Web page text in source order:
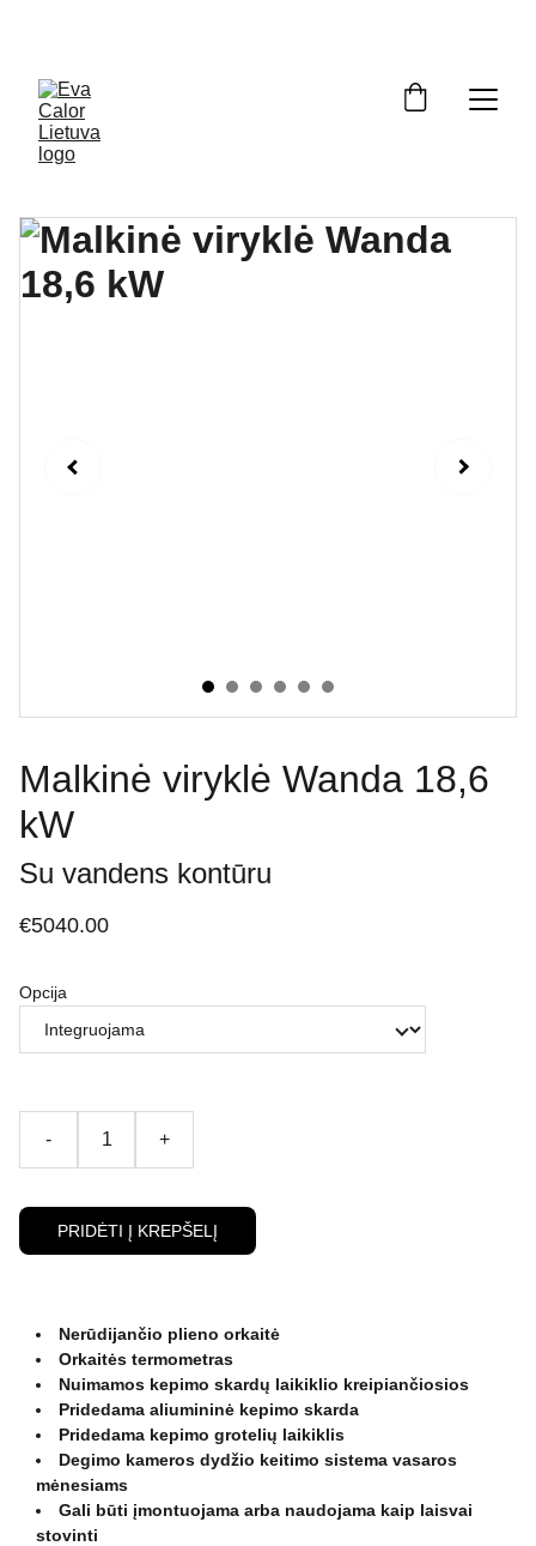
Malkinė viryklė Wanda 18,6
kW
Su vandens kontūru
€5040.00
Opcija
- +
PRIDĖTI Į KREPŠELĮ
Nerūdijančio plieno orkaitė
Orkaitės termometras
Nuimamos kepimo skardų laikiklio kreipiančiosios
Pridedama aliumininė kepimo skarda
Pridedama kepimo grotelių laikiklis
Degimo kameros dydžio keitimo sistema vasaros
mėnesiams
Gali būti įmontuojama arba naudojama kaip laisvai
stovinti